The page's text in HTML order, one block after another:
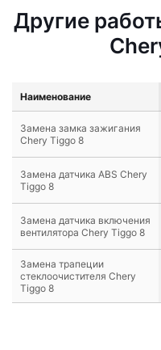
Другие
Наименование
Замена замка зажигания
Chery Tiggo 8
Замена датчика ABS Chery
Tiggo 8
Замена датчика включения
вентилятора Chery Tiggo 8
Замена трапеции
стеклоочистителя Chery
Tiggo 8